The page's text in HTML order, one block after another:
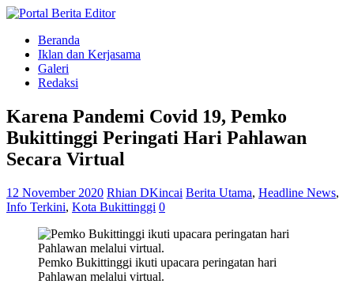
Beranda
Iklan dan Kerjasama
Galeri
Redaksi
Karena Pandemi Covid 19, Pemko
Bukittinggi Peringati Hari Pahlawan
Secara Virtual
12 November 2020 Rhian DKincai Berita Utama, Headline News,
Info Terkini, Kota Bukittinggi 0
Pemko Bukittinggi ikuti upacara peringatan hari
Pahlawan melalui virtual.